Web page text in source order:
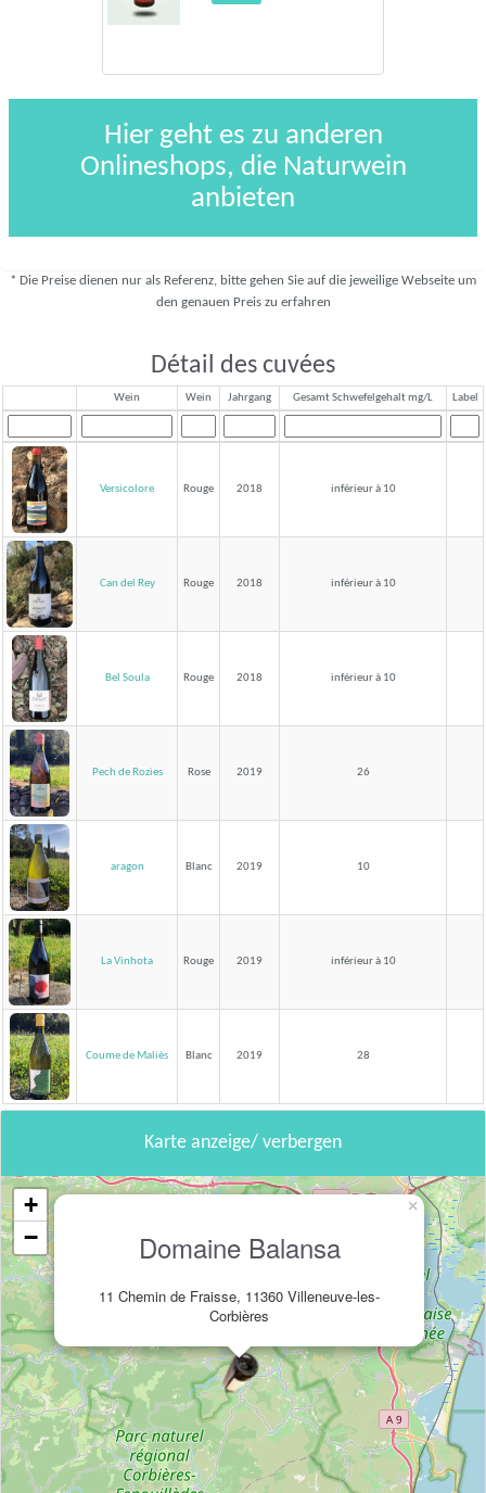
Hier geht es zu anderen
Onlineshops, die Naturwein
anbieten
* Die Preise dienen nur als Referenz, bitte gehen Sie auf die jeweilige Webseite um
den genauen Preis zu erfahren
Détail des cuvées
Wein Wein Jahrgang Gesamt Schwefelgehalt mg/L Label
Versicolore Rouge 2018 inférieur à 10
Can del Rey Rouge 2018 inférieur à 10
Bel Soula Rouge 2018 inférieur à 10
Pech de Rozies Rose 2019 26
aragon Blanc 2019 10
La Vinhota Rouge 2019 inférieur à 10
Coume de Maliès Blanc 2019 28
Karte anzeige/ verbergen
Domaine Balansa
11 Chemin de Fraisse, 11360 Villeneuve-les-
Corbières
×
+
−